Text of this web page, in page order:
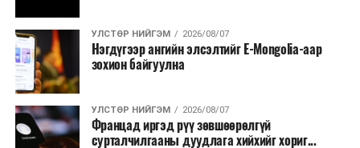
УЛСТӨР НИЙГЭМ 2026/08/07
Нэгдүгээр ангийн элсэлтийг E-Mongolia-аар
зохион байгуулна
УЛСТӨР НИЙГЭМ 2026/08/07
Францад иргэд рүү зөвшөөрөлгүй
сурталчилгааны дуудлага хийхийг хориг...